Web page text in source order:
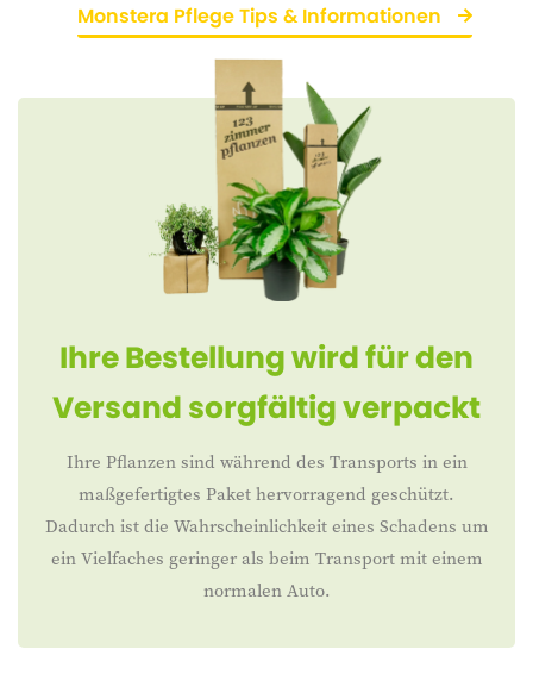
Monstera Pflege Tips & Informationen
Ihre Bestellung wird für den
Versand sorgfältig verpackt
Ihre Pflanzen sind während des Transports in ein
maßgefertigtes Paket hervorragend geschützt.
Dadurch ist die Wahrscheinlichkeit eines Schadens um
ein Vielfaches geringer als beim Transport mit einem
normalen Auto.